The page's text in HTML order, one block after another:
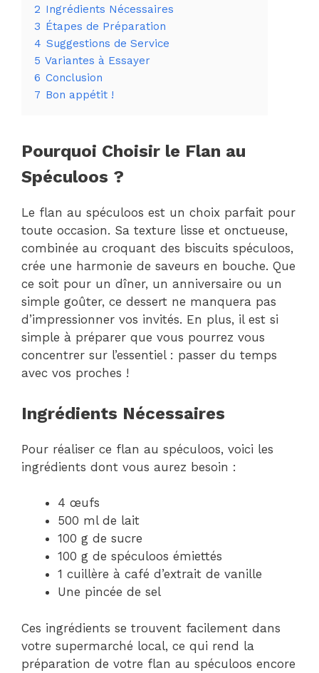
2 Ingrédients Nécessaires
3 Étapes de Préparation
4 Suggestions de Service
5 Variantes à Essayer
6 Conclusion
7 Bon appétit !
Pourquoi Choisir le Flan au
Spéculoos ?
Le flan au spéculoos est un choix parfait pour
toute occasion. Sa texture lisse et onctueuse,
combinée au croquant des biscuits spéculoos,
crée une harmonie de saveurs en bouche. Que
ce soit pour un dîner, un anniversaire ou un
simple goûter, ce dessert ne manquera pas
d’impressionner vos invités. En plus, il est si
simple à préparer que vous pourrez vous
concentrer sur l’essentiel : passer du temps
avec vos proches !
Ingrédients Nécessaires
Pour réaliser ce flan au spéculoos, voici les
ingrédients dont vous aurez besoin :
4 œufs
500 ml de lait
100 g de sucre
100 g de spéculoos émiettés
1 cuillère à café d’extrait de vanille
Une pincée de sel
Ces ingrédients se trouvent facilement dans
votre supermarché local, ce qui rend la
préparation de votre flan au spéculoos encore